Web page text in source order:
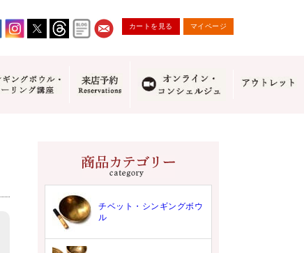
カートを見る マイページ
チベット・シンギングボウ
ル